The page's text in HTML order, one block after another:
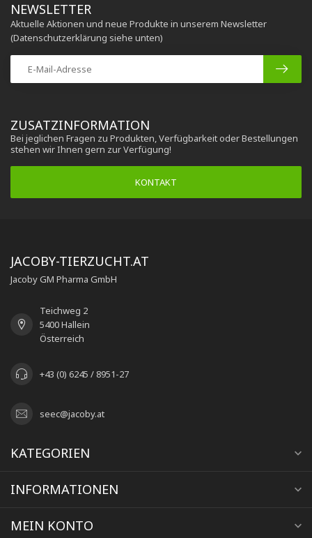
ZUSATZINFORMATION
Bei jeglichen Fragen zu Produkten, Verfügbarkeit oder Bestellungen
stehen wir Ihnen gern zur Verfügung!
KONTAKT
NEWSLETTER
Aktuelle Aktionen und neue Produkte in unserem Newsletter
(Datenschutzerklärung siehe unten)
JACOBY-TIERZUCHT.AT
Jacoby GM Pharma GmbH
Teichweg 2
5400 Hallein
Österreich
+43 (0) 6245 / 8951-27
seec@jacoby.at
KATEGORIEN
INFORMATIONEN
MEIN KONTO